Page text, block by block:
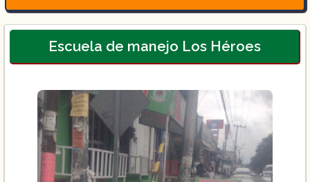
Clase teórica incluida
Escuela de manejo Los Héroes